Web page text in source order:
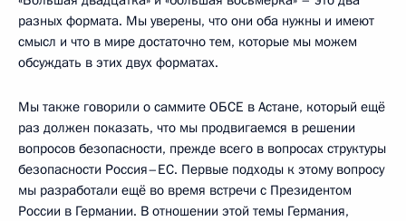
разных формата. Мы уверены, что они оба нужны и имеют
смысл и что в мире достаточно тем, которые мы можем
обсуждать в этих двух форматах.
Мы также говорили о саммите ОБСЕ в Астане, который ещё
раз должен показать, что мы продвигаемся в решении
вопросов безопасности, прежде всего в вопросах структуры
безопасности Россия–ЕС. Первые подходы к этому вопросу
мы разработали ещё во время встречи с Президентом
России в Германии. В отношении этой темы Германия,